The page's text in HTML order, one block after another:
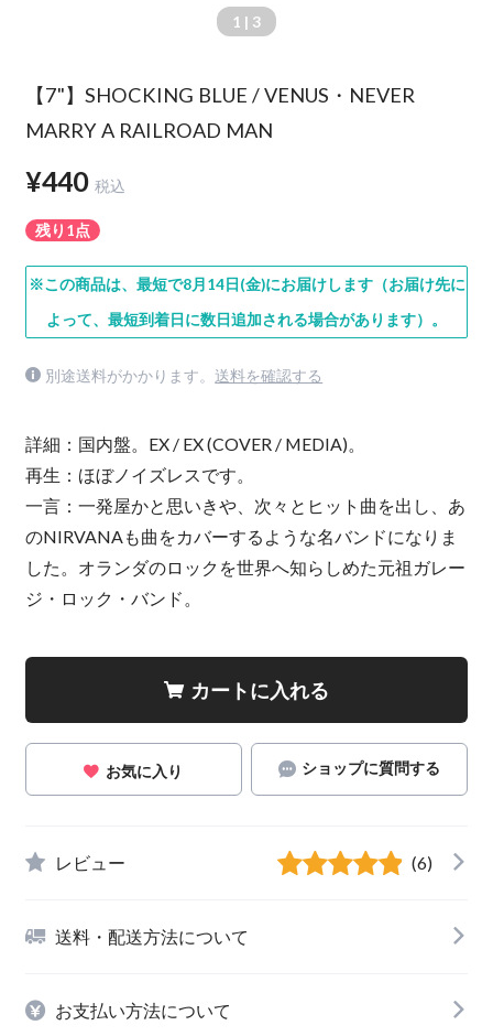
1 | 3
【7"】SHOCKING BLUE / VENUS・NEVER
MARRY A RAILROAD MAN
¥440 税込
残り1点
※この商品は、最短で8月14日(金)にお届けします（お届け先に
よって、最短到着日に数日追加される場合があります）。
別途送料がかかります。 送料を確認する
詳細：国内盤。EX / EX (COVER / MEDIA)。
再生：ほぼノイズレスです。
一言：一発屋かと思いきや、次々とヒット曲を出し、あ
のNIRVANAも曲をカバーするような名バンドになりま
した。オランダのロックを世界へ知らしめた元祖ガレー
ジ・ロック・バンド。
カートに入れる
お気に入り ショップに質問する
レビュー (6)
送料・配送方法について
お支払い方法について